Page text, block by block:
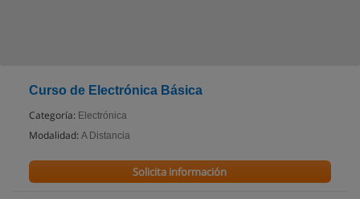
Curso de Electrónica Básica
Categoría: Electrónica
Modalidad: A Distancia
Solicita información